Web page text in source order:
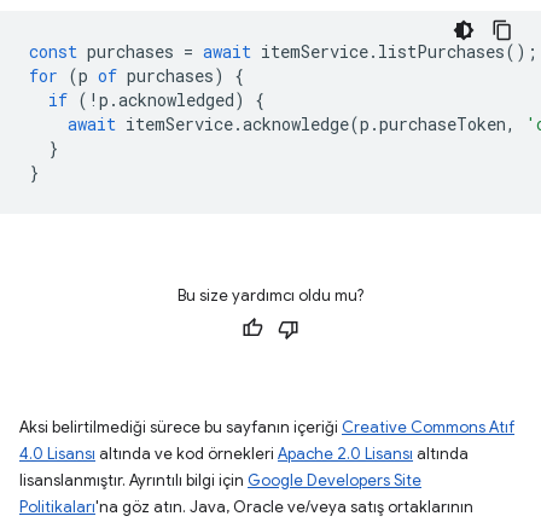
const purchases = await itemService. listPurchases();
for (p of purchases)
{
if ( ! p .acknowledged)
{
await itemService.acknowledge(p .purchaseToken,
}
}
Bu size yardımcı oldu mu?
Aksi belirtilmediği sürece bu sayfanın içeriği Creative Commons Atıf
4.0 Lisansı altında ve kod örnekleri Apache 2.0 Lisansı altında
lisanslanmıştır. Ayrıntılı bilgi için Google Developers Site
Politikaları'na göz atın. Java, Oracle ve/veya satış ortaklarının